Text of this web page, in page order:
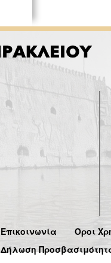
Επικοινωνία
Όροι
Δήλωση